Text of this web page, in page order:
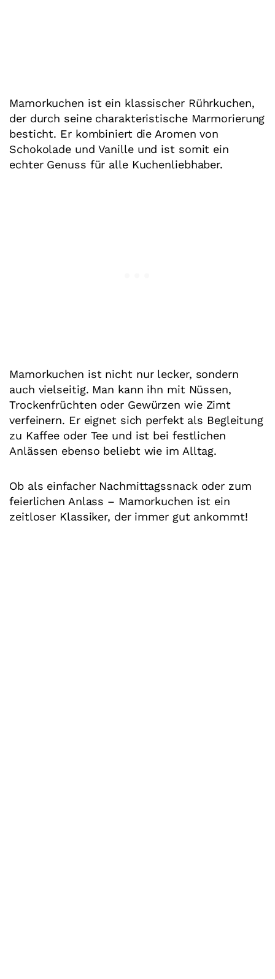
Mamorkuchen ist ein klassischer Rührkuchen,
der durch seine charakteristische Marmorierung
besticht. Er kombiniert die Aromen von
Schokolade und Vanille und ist somit ein
echter Genuss für alle Kuchenliebhaber.
Mamorkuchen ist nicht nur lecker, sondern
auch vielseitig. Man kann ihn mit Nüssen,
Trockenfrüchten oder Gewürzen wie Zimt
verfeinern. Er eignet sich perfekt als Begleitung
zu Kaffee oder Tee und ist bei festlichen
Anlässen ebenso beliebt wie im Alltag.
Ob als einfacher Nachmittagssnack oder zum
feierlichen Anlass – Mamorkuchen ist ein
zeitloser Klassiker, der immer gut ankommt!